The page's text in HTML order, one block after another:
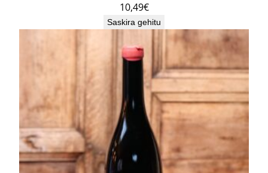
10,49€
Saskira gehitu